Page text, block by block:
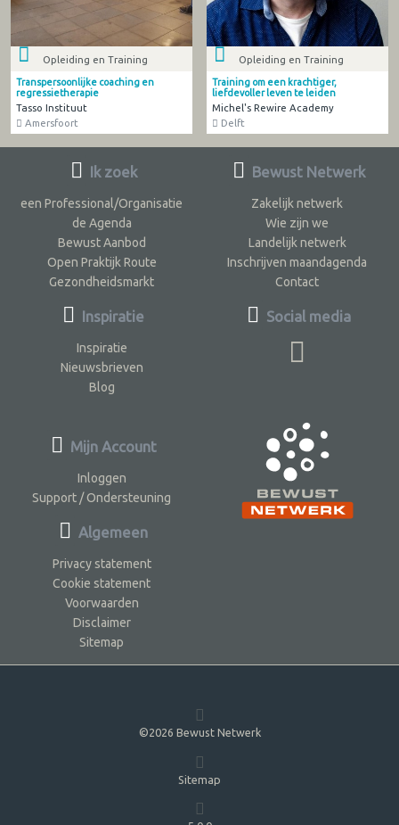
Opleiding en Training
Transpersoonlijke coaching en
regressietherapie
Tasso Instituut
Amersfoort
Opleiding en Training
Training om een krachtiger,
liefdevoller leven te leiden
Michel's Rewire Academy
Delft
Ik zoek
een Professional/Organisatie
de Agenda
Bewust Aanbod
Open Praktijk Route
Gezondheidsmarkt
Inspiratie
Inspiratie
Nieuwsbrieven
Blog
Bewust Netwerk
Zakelijk netwerk
Wie zijn we
Landelijk netwerk
Inschrijven maandagenda
Contact
Social media
Mijn Account
Inloggen
Support / Ondersteuning
Algemeen
Privacy statement
Cookie statement
Voorwaarden
Disclaimer
Sitemap
©2026 Bewust Netwerk
Sitemap